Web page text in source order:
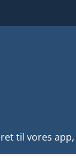
til vores